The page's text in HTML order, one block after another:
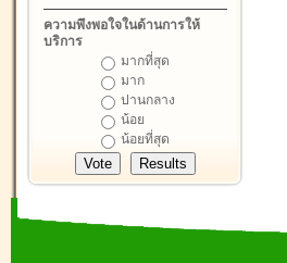
ความพึงพอใจในด้านการให้
บริการ
มากที่สุด
มาก
ปานกลาง
น้อย
น้อยที่สุด